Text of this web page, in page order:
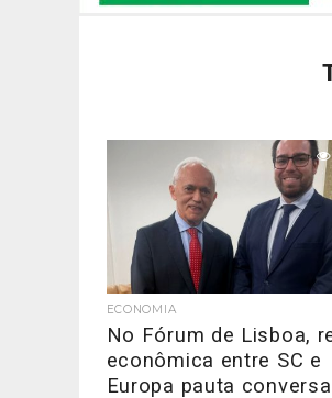
ECONOMIA
No Fórum de Lisboa,
econômica entre SC e
Europa pauta